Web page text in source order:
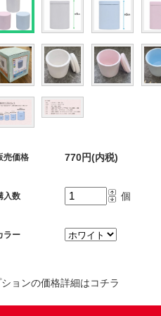
売価格 770円(内税)
入数 個
ラー
ョンの価格詳細はコチラ